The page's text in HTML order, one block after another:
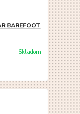
BAREFOOT
Skladom